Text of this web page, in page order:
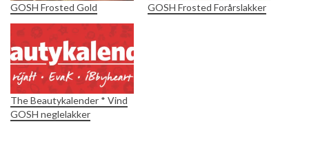
GOSH Frosted Gold GOSH Frosted Forårslakker
The Beautykalender * Vind
GOSH neglelakker